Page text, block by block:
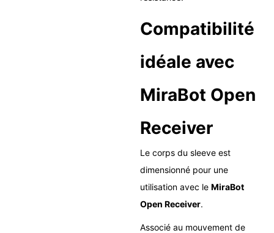
Compatibilité
idéale avec
MiraBot Open
Receiver
Le corps du sleeve est
dimensionné pour une
utilisation avec le MiraBot
Open Receiver.
Associé au mouvement de